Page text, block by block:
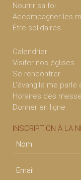
Nourrir sa foi
Accompagner les
Être solidaires
Calendrier
Visiter nos églises
Se rencontrer
L'évangile me parle
Horaires des
Donner en ligne
INSCRIPTION À LA